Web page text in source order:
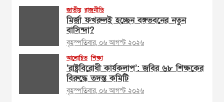
জাতীয় রাজনীতি
মির্জা ফখরুলই হচ্ছেন বঙ্গভবনের নতুন
বাসিন্দা?
বৃহস্পতিবার, ০৬ আগস্ট ২০২৬
আলোচিত শিক্ষা
‘রাষ্ট্রবিরোধী কার্যকলাপ’: জবির ৬৮ শিক্ষকের
বিরুদ্ধে তদন্ত কমিটি
বৃহস্পতিবার, ০৬ আগস্ট ২০২৬